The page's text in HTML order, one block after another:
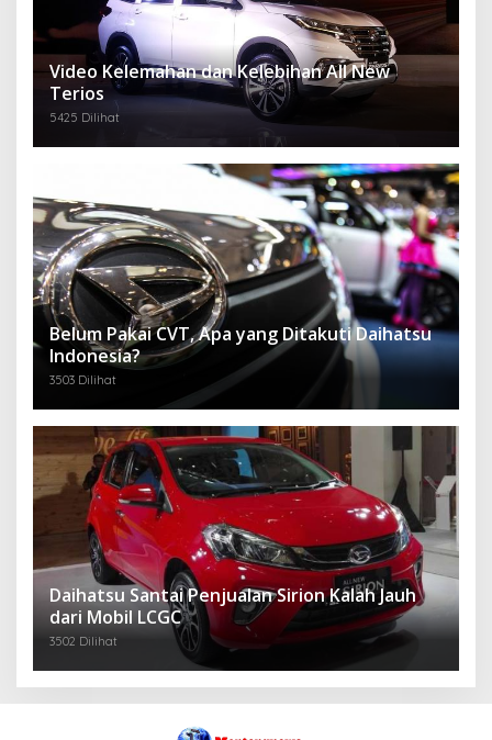
Video Kelemahan dan Kelebihan All New
Terios
5425 Dilihat
Belum Pakai CVT, Apa yang Ditakuti Daihatsu
Indonesia?
3503 Dilihat
Daihatsu Santai Penjualan Sirion Kalah Jauh
dari Mobil LCGC
3502 Dilihat